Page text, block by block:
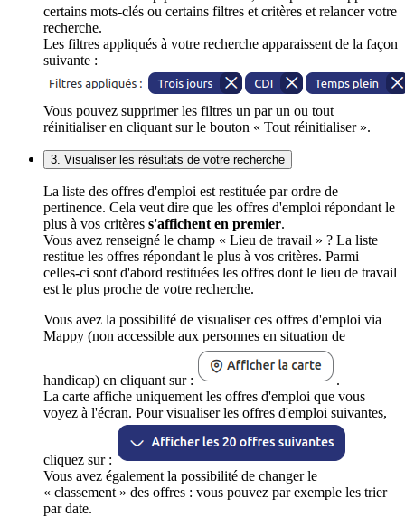
certains mots-clés ou certains filtres et critères et relancer votre
recherche.
Les filtres appliqués à votre recherche apparaissent de la façon
suivante :
Vous pouvez supprimer les filtres un par un ou tout
réinitialiser en cliquant sur le bouton « Tout réinitialiser ».
3. Visualiser les résultats de votre recherche
La liste des offres d'emploi est restituée par ordre de
pertinence. Cela veut dire que les offres d'emploi répondant le
plus à vos critères s'affichent en premier.
Vous avez renseigné le champ « Lieu de travail » ? La liste
restitue les offres répondant le plus à vos critères. Parmi
celles-ci sont d'abord restituées les offres dont le lieu de travail
est le plus proche de votre recherche.
Vous avez la possibilité de visualiser ces offres d'emploi via
Mappy (non accessible aux personnes en situation de
handicap) en cliquant sur :
.
La carte affiche uniquement les offres d'emploi que vous
voyez à l'écran. Pour visualiser les offres d'emploi suivantes,
cliquez sur :
Vous avez également la possibilité de changer le
« classement » des offres : vous pouvez par exemple les trier
par date.